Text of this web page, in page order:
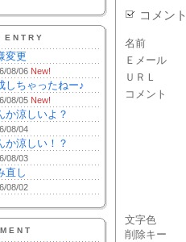
ENTRY
変更
08/06 New!
しちゃったねー♪
08/05 New!
か涼しいよ？
08/04
か涼しい！？
08/03
直し
08/02
コメン
名前
Ｅメール
ＵＲＬ
コメント
文字色
削除キー